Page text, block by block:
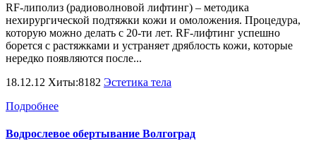
RF-липолиз (радиоволновой лифтинг) – методика
нехирургической подтяжки кожи и омоложения. Процедура,
которую можно делать с 20-ти лет. RF-лифтинг успешно
борется с растяжками и устраняет дряблость кожи, которые
нередко появляются после...
18.12.12 Хиты:8182 Эстетика тела
Подробнее
Водрослевое обертывание Волгоград